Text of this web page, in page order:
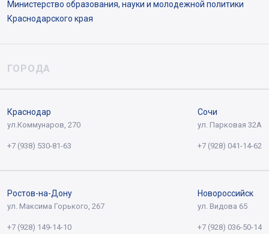
Министерство образования, науки и молодежной политики
Краснодарского края
ГОРОДА
Краснодар
ул.Коммунаров, 270
+7 (938) 530-81-63
Сочи
ул. Парковая 32А
+7 (928) 041-14-62
Ростов-на-Дону
ул. Максима Горького, 267
+7 (928) 149-14-10
Новороссийск
ул. Видова 65
+7 (928) 036-50-14